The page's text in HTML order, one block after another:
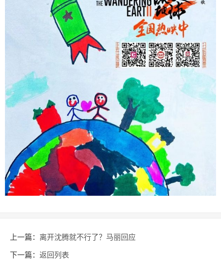
上一篇： 离开沈腾就不行了？马丽回应
下一篇： 返回列表